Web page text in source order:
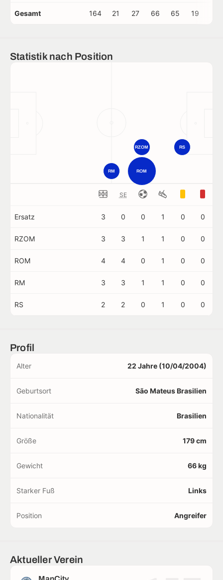
Gesamt 164 21 27 66 65 19
Statistik nach Position
ROM
RZOM
RM
RS
SE
Ersatz 3 0 0 1 0 0
RZOM 3 3 1 1 0 0
ROM 4 4 0 1 0 0
RM 3 3 1 1 0 0
RS 2 2 0 1 0 0
Profil
Alter 22 Jahre (10/04/2004)
Geburtsort São Mateus Brasilien
Nationalität Brasilien
Größe 179 cm
Gewicht 66 kg
Starker Fuß Links
Position Angreifer
Aktueller Verein